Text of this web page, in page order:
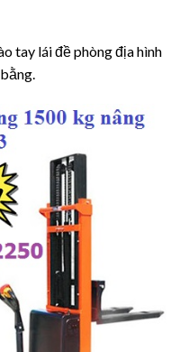
tay lái đề phòng địa hình